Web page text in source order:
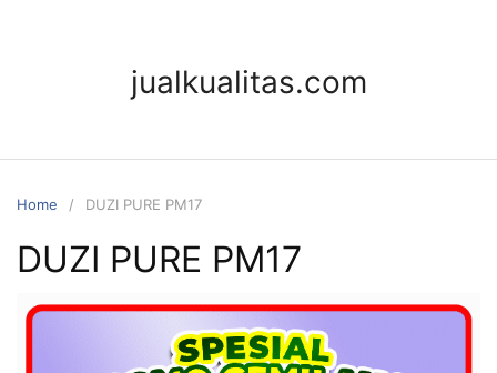
jualkualitas.com
Home DUZI PURE PM17
DUZI PURE PM17